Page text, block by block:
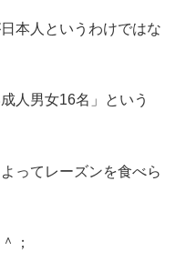
本人というわけではな
人男女16名」という
ってレーズンを食べら
；